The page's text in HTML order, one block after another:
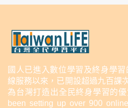
國人已進入數位學習及終身學
線服務以來，已開設超過九百課
為台灣打造出全民終身學習的
been setting up over 900